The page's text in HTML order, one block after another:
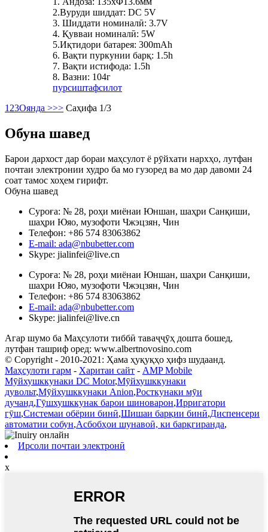
2.Вуруди шиддат: DC 5V
3. Шиддати номиналӣ: 3.7V
4. Қувваи номиналӣ: 5W
5.Иқтидори батарея: 300mAh
6. Вақти пуркунии барқ: 1.5h
7. Вақти истифода: 1.5h
8. Вазни: 104г
пурсиштафсилот
1 23Оянда >>> Саҳифа 1/3
Обуна шавед
Барои дархост дар бораи маҳсулот ё рӯйхати нархҳо, лутфан
почтаи электронии худро ба мо гузоред ва мо дар давоми 24
соат тамос хоҳем гирифт.
Обуна шавед
Суроға: № 28, роҳи миёнаи Юншан, шаҳри Санқиши,
шаҳри Юяо, музофоти Чжэцзян, Чин
Телефон: +86 574 83063862
E-mail: ada@nbubetter.com
Skype: jialinfei@live.cn
Суроға: № 28, роҳи миёнаи Юншан, шаҳри Санқиши,
шаҳри Юяо, музофоти Чжэцзян, Чин
Телефон: +86 574 83063862
E-mail: ada@nbubetter.com
Skype: jialinfei@live.cn
Агар шумо ба Маҳсулоти тиббӣ таваҷҷӯҳ дошта бошед,
лутфан ташриф оред: www.albertnovosino.com
© Copyright - 2010-2021: Ҳама ҳуқуқҳо ҳифз шудаанд.
Маҳсулоти гарм - Харитаи сайт - AMP Mobile
Мӯйхушккунаки DC Motor,Мӯйхушккунаки
дувольт,Мӯйхушккунаки Anion,Росткунаки мӯи
дучанд,Гӯшхушккунак барои шиноварон,Ирригатори
гӯш,Системаи обёрии бинӣ,Шишаи барқии бинӣ,Диспенсери
автоматии собун,Асбобҳои шунавоӣ, ки барқгиранда,
Ирсоли почтаи электронӣ
x